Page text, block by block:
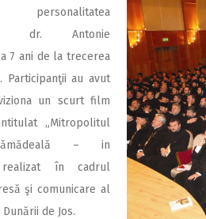
dr. Antonie
7 ani de la trecerea
Participanţii au avut
un scurt film
„Mitropolitul
– in
realizat în cadrul
şi comunicare al
de Jos.